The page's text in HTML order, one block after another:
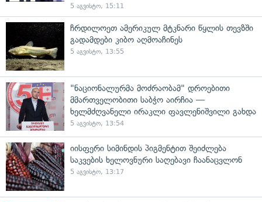
5 აგვისტო, 15:11
ჩრდილოეთ ამერიკულ მტკნარი წყლის თევზში
გადამდები კიბო აღმოაჩინეს
5 აგვისტო, 13:55
"ნაციონალურმა მოძრაობამ" დროებითი
მმართველობითი საბჭო აირჩია —
ხელმძღვანელი ირაკლი ფავლენიშვილი გახდა
5 აგვისტო, 13:54
იისფერი სიმინდის პიგმენტით შეიძლება
საკვების ხელოვნური საღებავი ჩაანაცვლონ
5 აგვისტო, 13:17